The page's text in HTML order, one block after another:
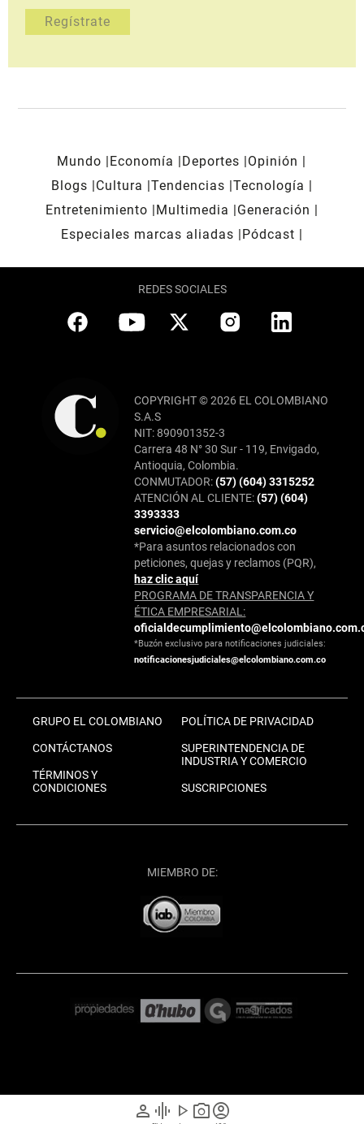
person graphic_eq play_arrow photo_cameraaccount_circle
Mundo Economía Deportes
Opinión
Blogs
Cultura Tendencias Tecnología
Entretenimiento
Multimedia
Generación
Especiales marcas aliadas
Pódcast
REDES SOCIALES
COPYRIGHT © 2026 EL COLOMBIANO
S.A.S
NIT: 890901352-3
Carrera 48 N° 30 Sur - 119, Envigado,
Antioquia, Colombia.
CONMUTADOR:(57) (604) 3315252
ATENCIÓN AL CLIENTE:(57) (604)
3393333
servicio@elcolombiano.com.co
*Para asuntos relacionados con
peticiones, quejas y reclamos (PQR),
haz clic aquí
PROGRAMA DE TRANSPARENCIA Y
ÉTICA EMPRESARIAL:
*Buzón exclusivo para notificaciones judiciales:
notificacionesjudiciales@elcolombiano.com.co
GRUPO EL COLOMBIANO
CONTÁCTANOS
TÉRMINOS Y
CONDICIONES
POLÍTICA DE PRIVACIDAD
SUPERINTENDENCIA DE
INDUSTRIA Y COMERCIO
SUSCRIPCIONES
MIEMBRO DE: